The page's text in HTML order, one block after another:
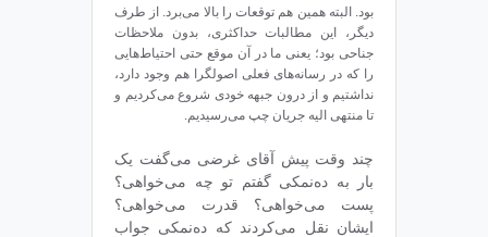
بود. البته همین هم توقعات را بالا می‌برد. از طرف
دیگر، این مطالبات حداکثری، بدون ملاحظات
جناحی بود؛ یعنی ما در آن موقع حتی احتیاط‌هایی
را که در رسانه‌های فعلی اصولگرا هم وجود دارد،
نداشتیم و از درون جبهه‌ خودی شروع می‌کردیم و
تا منتهی الیه جریان چپ می‌رسیدیم.
چند وقت پیش آقای غرضی می‌گفت یک
بار به ده‌نمکی گفتم تو چه می‌خواهی؟
پست می‌خواهی؟ قدرت می‌خواهی؟
ایشان نقل می‌کردند که ده‌نمکی جواب